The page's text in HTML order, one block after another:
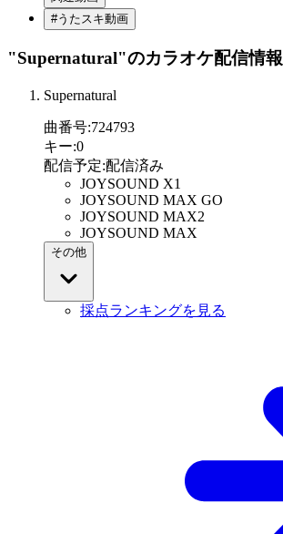
#うたスキ動画
"Supernatural"のカラオケ配信情報
Supernatural
曲番号:724793
キー:0
配信予定:配信済み
JOYSOUND X1
JOYSOUND MAX GO
JOYSOUND MAX2
JOYSOUND MAX
その他
採点ランキングを見る